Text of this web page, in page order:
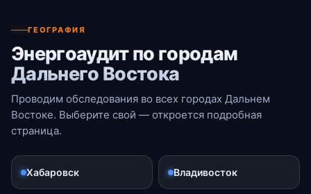
ГЕОГРАФИЯ
Энергоаудит по городам
Дальнего Востока
Проводим обследования во всех городах Дальнем
Востоке. Выберите свой — откроется подробная
страница.
Хабаровск Владивосток